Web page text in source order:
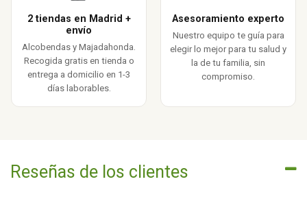
2 tiendas en Madrid +
envío
Alcobendas y Majadahonda.
Recogida gratis en tienda o
entrega a domicilio en 1-3
días laborables.
Asesoramiento experto
Nuestro equipo te guía para
elegir lo mejor para tu salud y
la de tu familia, sin
compromiso.
Reseñas de los clientes